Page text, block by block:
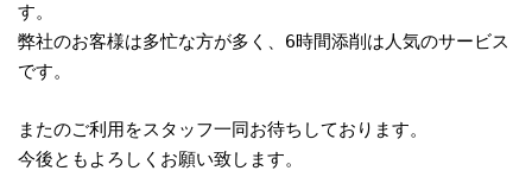
す。
弊社のお客様は多忙な方が多く、6時間添削は人気のサービス
です。
またのご利用をスタッフ一同お待ちしております。
今後ともよろしくお願い致します。